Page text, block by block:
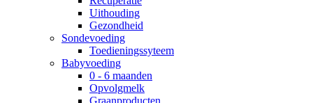
Uithouding
Gezondheid
Sondevoeding
Toedieningssyteem
Babyvoeding
0 - 6 maanden
Opvolgmelk
Graanproducten